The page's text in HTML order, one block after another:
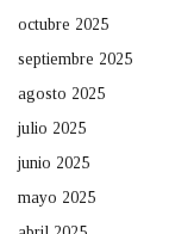
octubre 2025
septiembre 2025
agosto 2025
julio 2025
junio 2025
mayo 2025